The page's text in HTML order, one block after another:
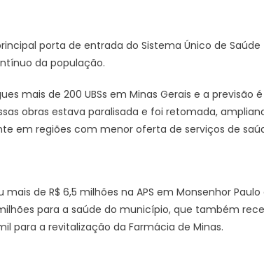
porta de entrada do Sistema Único de
da população.
mais de 200 UBSs em Minas Gerais e a
obras estava paralisada e foi retomada,
em regiões com menor oferta de serviços de
de R$ 6,5 milhões na APS em Monsenhor
para a saúde do município, que também
para a revitalização da Farmácia de Minas.